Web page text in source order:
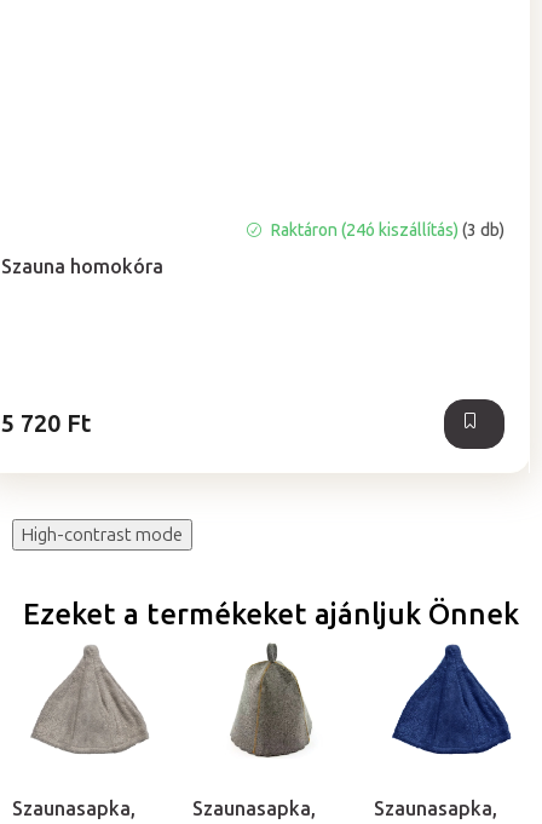
Szauna homokóra
Raktáron (24ó kiszállítás) (3 db)
5 720 Ft
High-contrast mode
Ezeket a termékeket ajánljuk Önnek
Szaunasapka,
Szaunasapka,
Szaunasapka,